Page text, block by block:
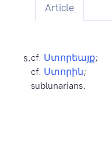
Article
s.cf. Ստորեայք;
cf. Ստորին;
sublunarians.